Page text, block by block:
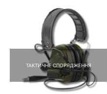
ТАКТИЧНЕ СПОРЯДЖЕННЯ